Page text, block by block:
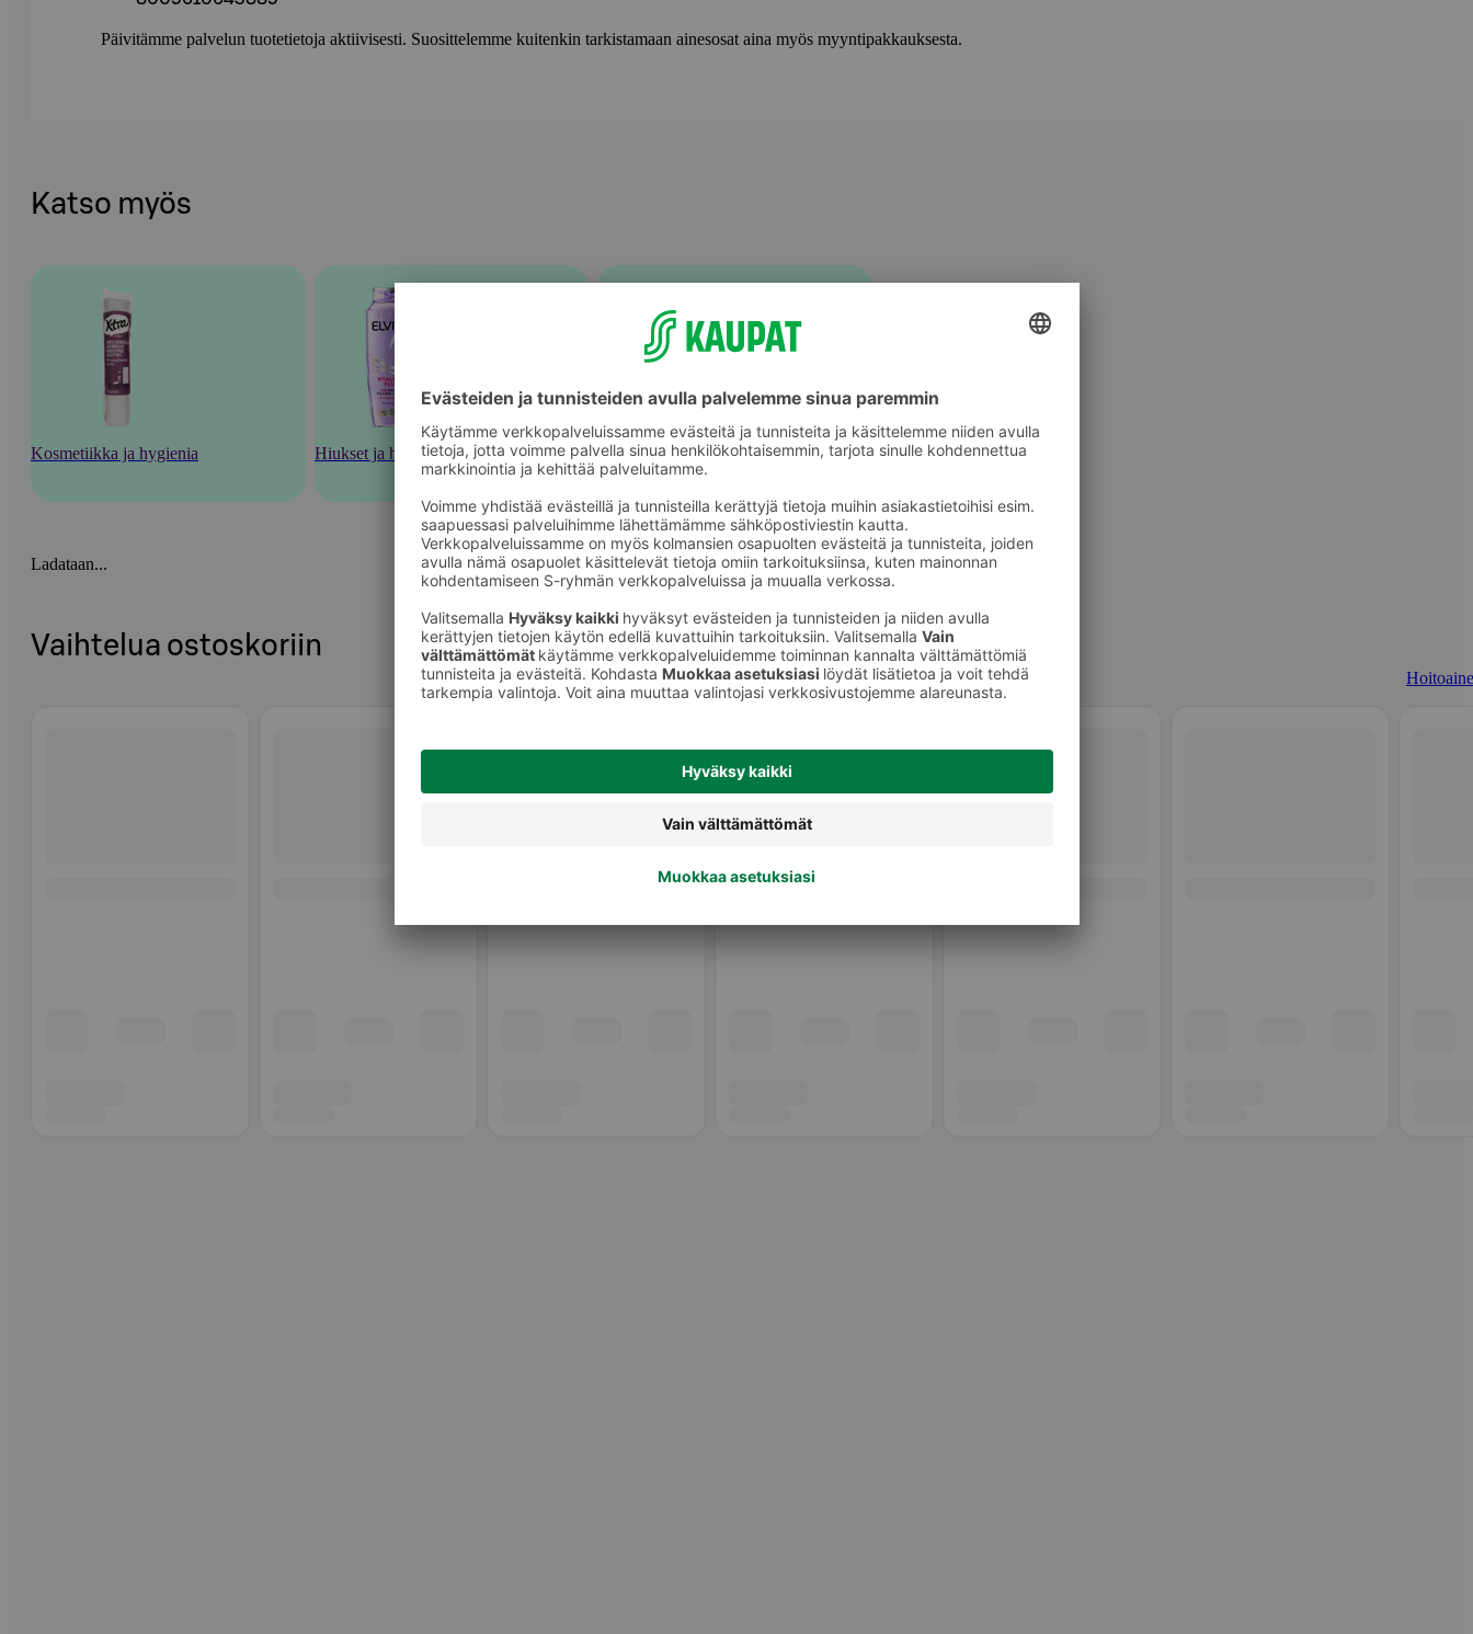
Päivitämme palvelun tuotetietoja aktiivisesti. Suosittelemme kuitenkin tarkistamaan ainesosat aina myös myyntipakkauksesta.
Katso myös
Kosmetiikka ja hygienia Hiukset ja hiustenhoito Hoitoaineet
Ladataan...
Vaihtelua ostoskoriin